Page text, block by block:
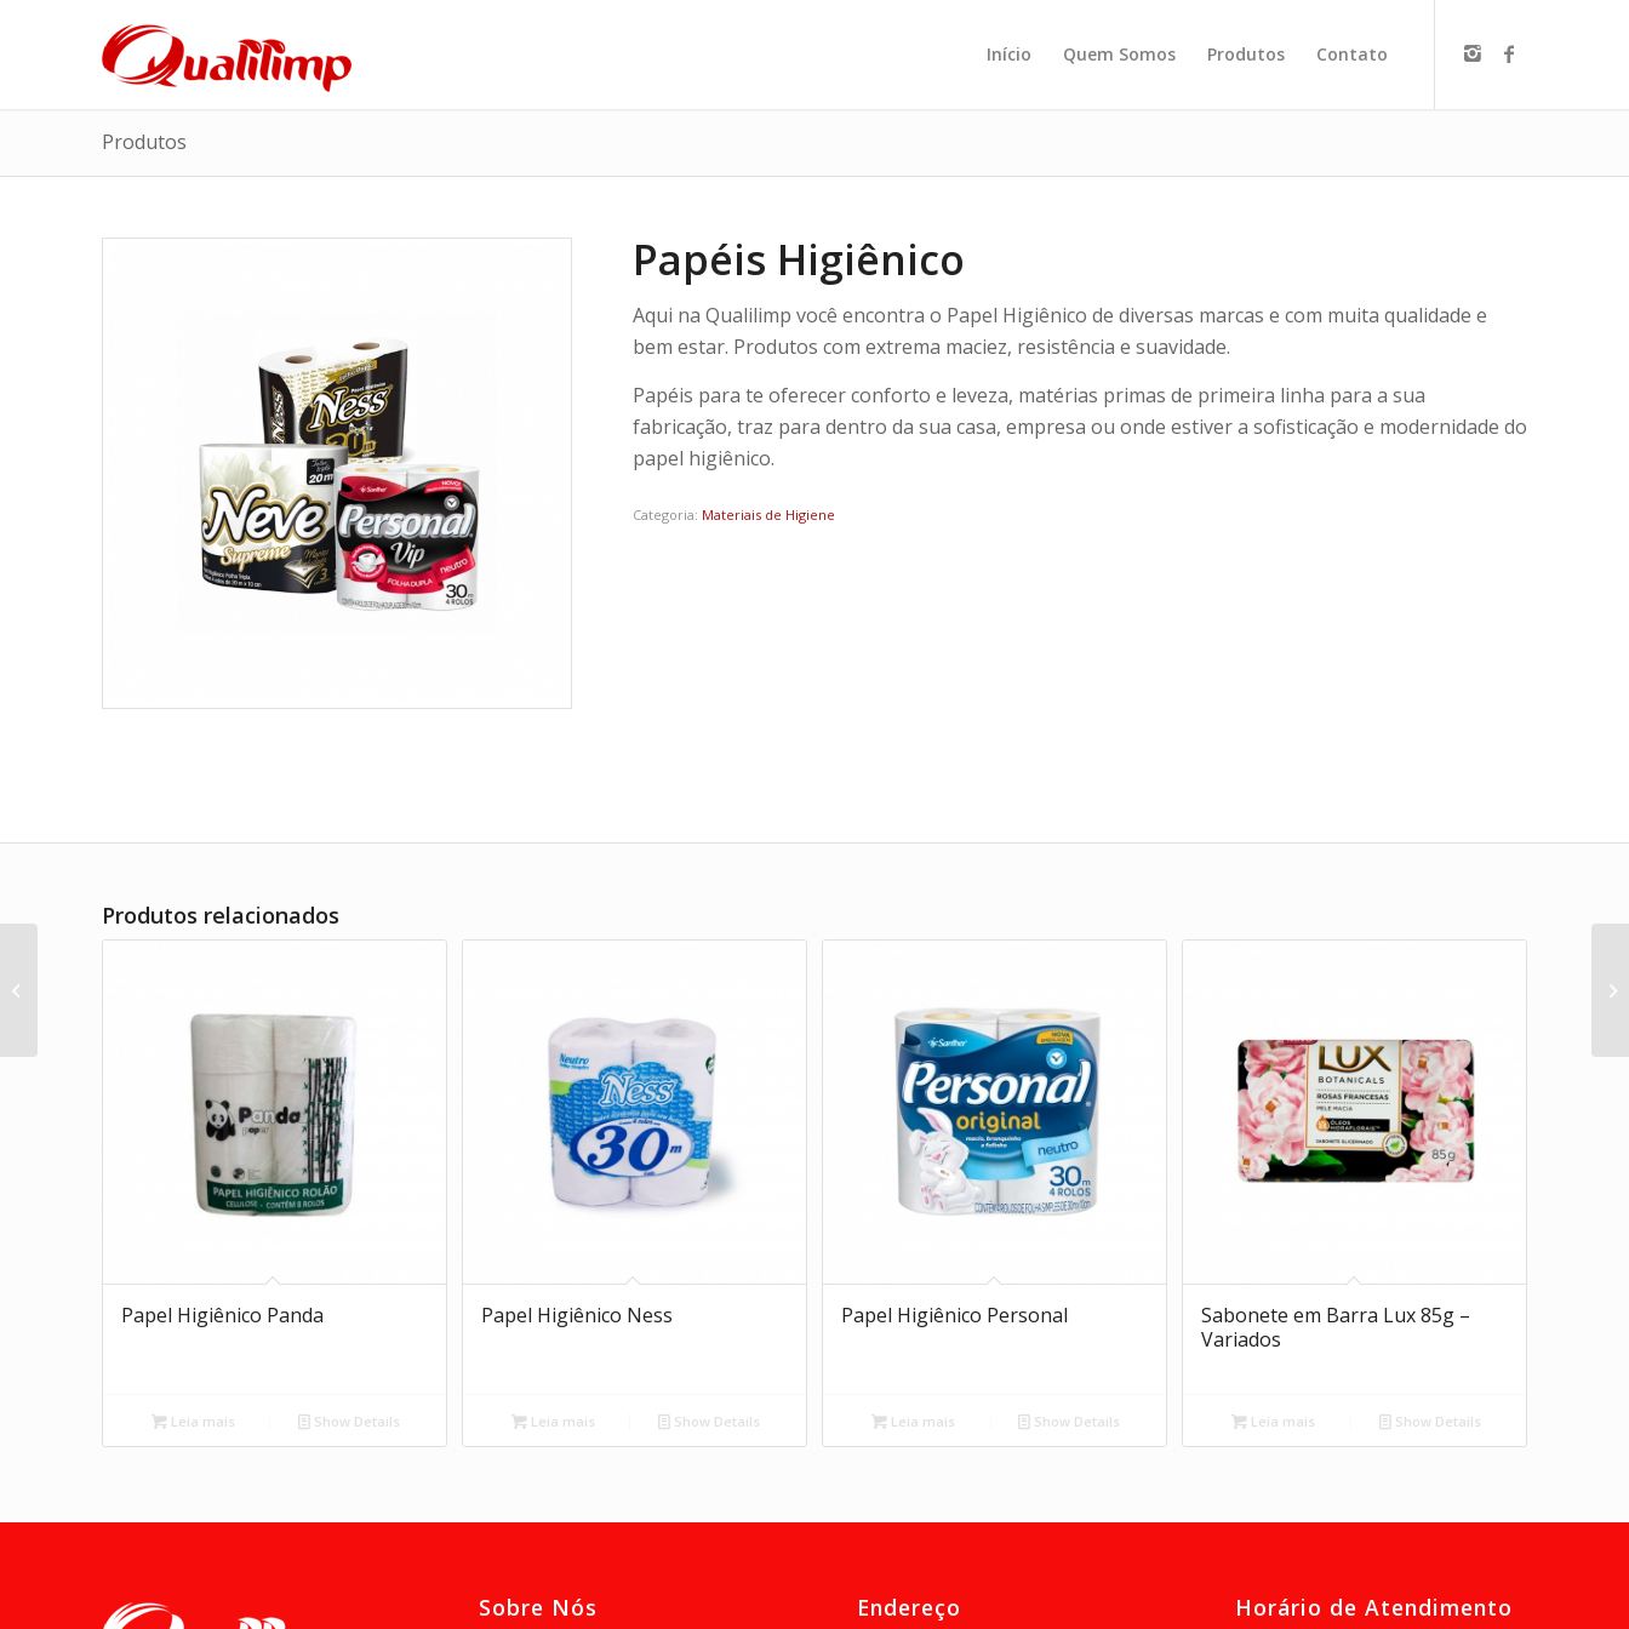
Início Quem Somos Produtos Contato
Produtos
Papéis Higiênico
Aqui na Qualilimp você encontra o Papel Higiênico de diversas marcas e com muita qualidade e
bem estar. Produtos com extrema maciez, resistência e suavidade.
Papéis para te oferecer conforto e leveza, matérias primas de primeira linha para a sua
fabricação, traz para dentro da sua casa, empresa ou onde estiver a sofisticação e modernidade do
papel higiênico.
Categoria: Materiais de Higiene
Produtos relacionados
Papel Higiênico Panda
Leia mais Show Details
Papel Higiênico Ness
Leia mais Show Details
Papel Higiênico Personal
Leia mais Show Details
Sabonete em Barra Lux 85g –
Variados
Leia mais Show Details
Sobre Nós Endereço Horário de Atendimento